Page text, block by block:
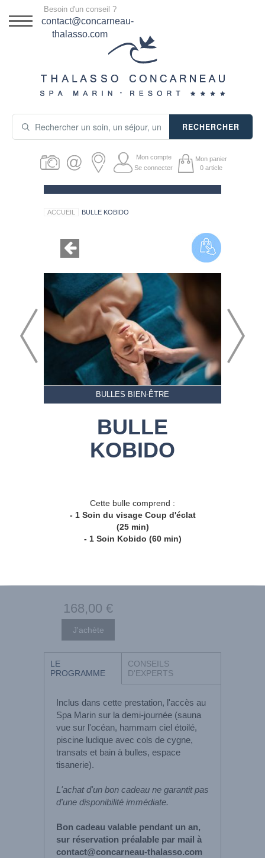
DESTINATION
SÉJOURS THALASSO
PRODUITS COSMÉTIQUES
GUIDE CADEAUX
Besoin d'un conseil ?
contact@concarneau-
thalasso.com
RECHERCHER
Mon compte
Se connecter
Mon panier
0 article
ACCUEIL BULLE KOBIDO
BULLES BIEN-ÊTRE
BULLE
KOBIDO
Cette bulle comprend :
- 1 Soin du visage Coup d'éclat
(25 min)
- 1 Soin Kobido (60 min)
168,00 €
LE
PROGRAMME
CONSEILS
D'EXPERTS
Inclus dans cette prestation, l'accès au
Spa Marin sur la demi-journée (sauna
vue sur l'océan, hammam ciel étoilé,
piscine ludique avec cols de cygne,
transats et bain à bulles, espace
tisanerie).
L'achat d'un bon cadeau ne garantit pas
d'une disponibilité immédiate.
Bon cadeau valable pendant un an,
sur réservation préalable par mail à
contact@concarneau-thalasso.com